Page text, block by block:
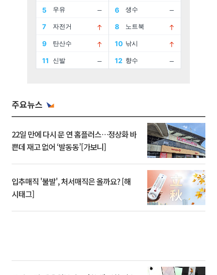
주요뉴스
22일 만에 다시 문 연 홈플러스…정상화 바
쁜데 재고 없어 ‘발동동’[가보니]
입추매직 '불발', 처서매직은 올까요? [해
시태그]